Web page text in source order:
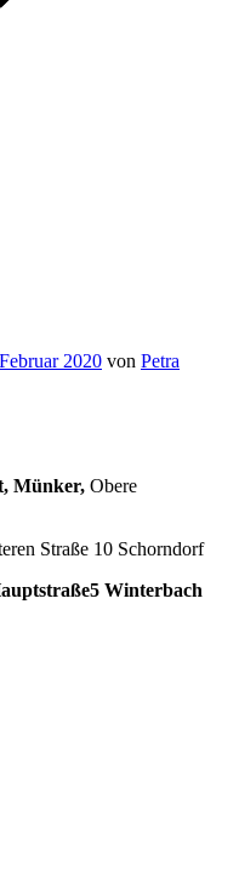
2020 von Petra
Münker, Obere
Straße 10 Schorndorf
Winterbach